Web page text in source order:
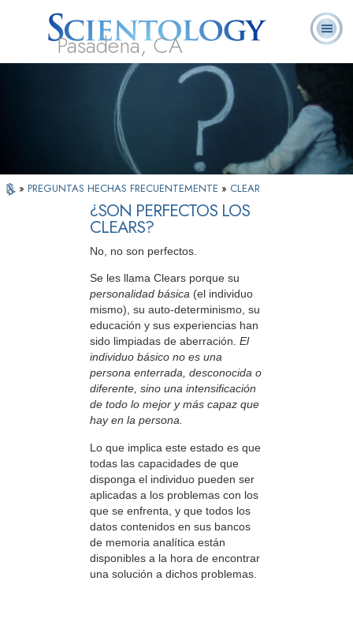
Pasadena, CA
¿Qué es
Scientology?
Ministros
Voluntarios
Preguntas
Frecuentes
» PREGUNTAS HECHAS FRECUENTEMENTE » CLEAR
¿SON PERFECTOS LOS
CLEARS?
No, no son perfectos.
Se les llama Clears porque su
personalidad básica (el individuo
mismo), su auto-determinismo, su
educación y sus experiencias han
sido limpiadas de aberración. El
individuo básico no es una
persona enterrada, desconocida o
diferente, sino una intensificación
de todo lo mejor y más capaz que
hay en la persona.
Lo que implica este estado es que
todas las capacidades de que
disponga el individuo pueden ser
aplicadas a los problemas con los
que se enfrenta, y que todos los
datos contenidos en sus bancos
de memoria analítica están
disponibles a la hora de encontrar
una solución a dichos problemas.